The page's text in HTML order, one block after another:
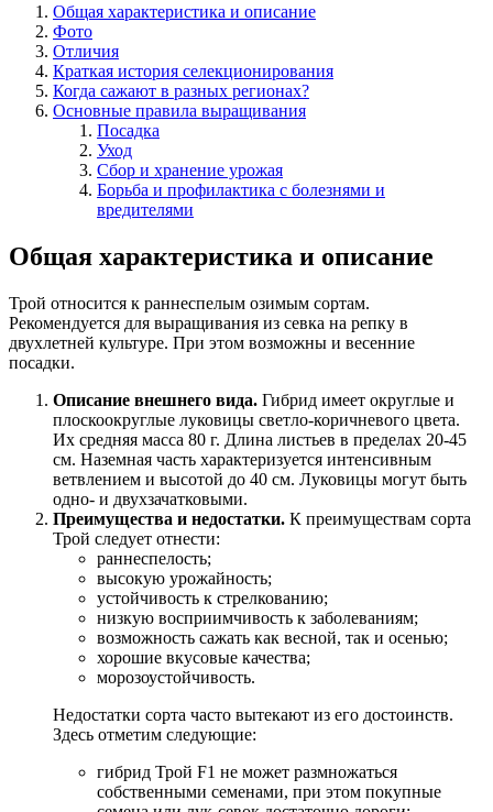
Общая характеристика и описание
Фото
Отличия
Краткая история селекционирования
Когда сажают в разных регионах?
Основные правила выращивания
Посадка
Уход
Сбор и хранение урожая
Борьба и профилактика с болезнями и
вредителями
Общая характеристика и описание
Трой относится к раннеспелым озимым сортам.
Рекомендуется для выращивания из севка на репку в
двухлетней культуре. При этом возможны и весенние
посадки.
Описание внешнего вида. Гибрид имеет округлые и
плоскоокруглые луковицы светло-коричневого цвета.
Их средняя масса 80 г. Длина листьев в пределах 20-45
см. Наземная часть характеризуется интенсивным
ветвлением и высотой до 40 см. Луковицы могут быть
одно- и двухзачатковыми.
Преимущества и недостатки. К преимуществам сорта
Трой следует отнести:
раннеспелость;
высокую урожайность;
устойчивость к стрелкованию;
низкую восприимчивость к заболеваниям;
возможность сажать как весной, так и осенью;
хорошие вкусовые качества;
морозоустойчивость.
Недостатки сорта часто вытекают из его достоинств.
Здесь отметим следующие:
гибрид Трой F1 не может размножаться
собственными семенами, при этом покупные